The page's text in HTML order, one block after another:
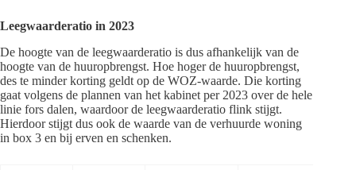
Leegwaarderatio in 2023
De hoogte van de leegwaarderatio is dus afhankelijk van de
hoogte van de huuropbrengst. Hoe hoger de huuropbrengst,
des te minder korting geldt op de WOZ-waarde. Die korting
gaat volgens de plannen van het kabinet per 2023 over de hele
linie fors dalen, waardoor de leegwaarderatio flink stijgt.
Hierdoor stijgt dus ook de waarde van de verhuurde woning
in box 3 en bij erven en schenken.